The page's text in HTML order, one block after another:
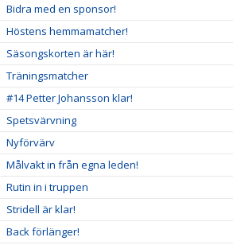
Bidra med en sponsor!
Höstens hemmamatcher!
Säsongskorten är här!
Träningsmatcher
#14 Petter Johansson klar!
Spetsvärvning
Nyförvärv
Målvakt in från egna leden!
Rutin in i truppen
Stridell är klar!
Back förlänger!